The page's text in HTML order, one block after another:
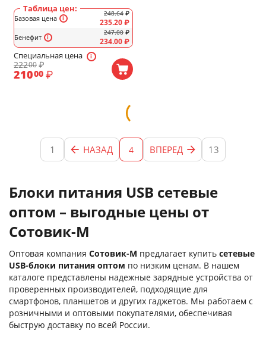
Таблица цен:
Базовая цена
Бенефит
248.64 ₽
235.20₽
247.00 ₽
234.00₽
Специальная цена
22200 ₽
21000 ₽
1 НАЗАД 4 ВПЕРЕД 13
Блоки питания USB сетевые
оптом – выгодные цены от
Сотовик-М
Оптовая компания Сотовик-М предлагает купить сетевые
USB-блоки питания оптом по низким ценам. В нашем
каталоге представлены надежные зарядные устройства от
проверенных производителей, подходящие для
смартфонов, планшетов и других гаджетов. Мы работаем с
розничными и оптовыми покупателями, обеспечивая
быструю доставку по всей России.